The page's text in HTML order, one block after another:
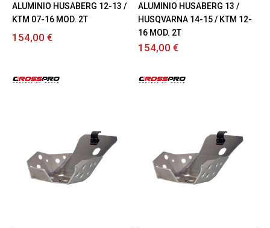
ALUMINIO HUSABERG 12-13 /
KTM 07-16 MOD. 2T
154,00 €
ALUMINIO HUSABERG 13 /
HUSQVARNA 14-15 / KTM 12-
16 MOD. 2T
154,00 €